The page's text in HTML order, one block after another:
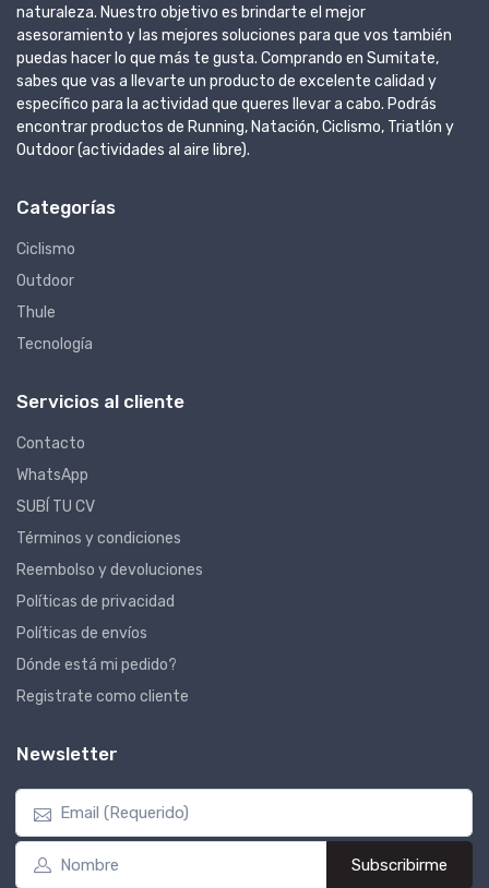
naturaleza. Nuestro objetivo es brindarte el mejor
asesoramiento y las mejores soluciones para que vos también
puedas hacer lo que más te gusta. Comprando en Sumitate,
sabes que vas a llevarte un producto de excelente calidad y
específico para la actividad que queres llevar a cabo. Podrás
encontrar productos de Running, Natación, Ciclismo, Triatlón y
Outdoor (actividades al aire libre).
Categorías
Ciclismo
Outdoor
Thule
Tecnología
Servicios al cliente
Contacto
WhatsApp
SUBÍ TU CV
Términos y condiciones
Reembolso y devoluciones
Políticas de privacidad
Políticas de envíos
Dónde está mi pedido?
Registrate como cliente
Newsletter
Subscribirme